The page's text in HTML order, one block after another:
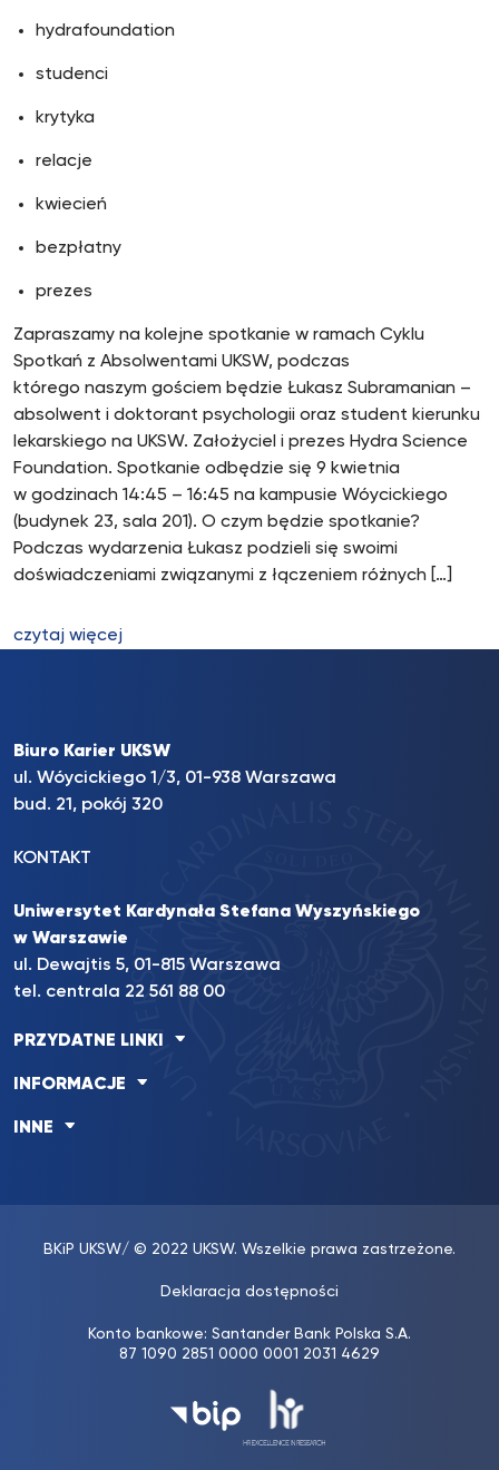
hydrafoundation
studenci
krytyka
relacje
kwiecień
bezpłatny
prezes
Zapraszamy na kolejne spotkanie w ramach Cyklu
Spotkań z Absolwentami UKSW, podczas
którego naszym gościem będzie Łukasz Subramanian –
absolwent i doktorant psychologii oraz student kierunku
lekarskiego na UKSW. Założyciel i prezes Hydra Science
Foundation. Spotkanie odbędzie się 9 kwietnia
w godzinach 14:45 – 16:45 na kampusie Wóycickiego
(budynek 23, sala 201). O czym będzie spotkanie?
Podczas wydarzenia Łukasz podzieli się swoimi
doświadczeniami związanymi z łączeniem różnych […]
czytaj więcej
Biuro Karier UKSW
ul. Wóycickiego 1/3, 01-938 Warszawa
bud. 21, pokój 320
KONTAKT
Uniwersytet Kardynała Stefana Wyszyńskiego
w Warszawie
ul. Dewajtis 5, 01-815 Warszawa
tel. centrala 22 561 88 00
PRZYDATNE LINKI
INFORMACJE
INNE
BKiP UKSW/ © 2022 UKSW. Wszelkie prawa zastrzeżone.
Deklaracja dostępności
Konto bankowe: Santander Bank Polska S.A.
87 1090 2851 0000 0001 2031 4629